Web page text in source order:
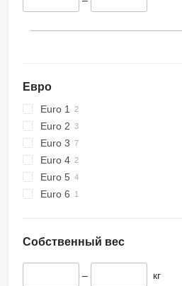
Евро
Euro 1
Euro 2
Euro 3
Euro 4
Euro 5
Euro 6
Собственный вес
– кг